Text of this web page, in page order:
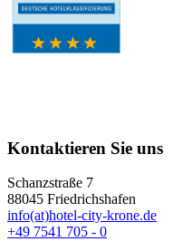
Kontaktieren Sie uns
Schanzstraße 7
88045 Friedrichshafen
info(at)hotel-city-krone.de
+49 7541 705 - 0